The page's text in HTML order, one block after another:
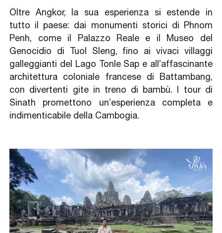
Oltre Angkor, la sua esperienza si estende in
tutto il paese: dai monumenti storici di Phnom
Penh, come il Palazzo Reale e il Museo del
Genocidio di Tuol Sleng, fino ai vivaci villaggi
galleggianti del Lago Tonle Sap e all’affascinante
architettura coloniale francese di Battambang,
con divertenti gite in treno di bambù. I tour di
Sinath promettono un’esperienza completa e
indimenticabile della Cambogia.